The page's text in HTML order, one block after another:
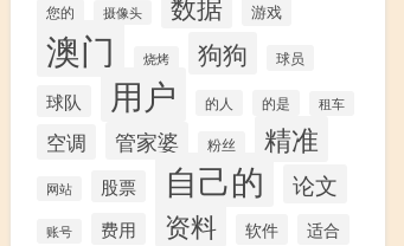
您的 摄像头 游戏
澳门 烧烤 狗狗 球员
球队 用户 的人 的是 租车
空调 管家婆 粉丝 精准
网站 股票 自己的 论文
账号 费用 资料 软件 适合